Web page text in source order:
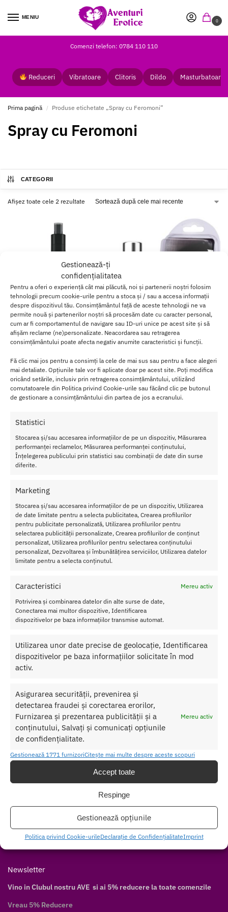
Gestionează-ți
confidențialitatea
Pentru a oferi o experiență cât mai plăcută, noi și partenerii noștri folosim
tehnologii precum cookie-urile pentru a stoca și / sau a accesa informații
despre dispozitivul tău. Consimțământul față de aceste tehnologii ne va
permite nouă și partenerilor noștri să procesăm date cu caracter personal,
cum ar fi comportamentul de navigare sau ID-uri unice pe acest site și să
afișăm reclame (ne)personalizate. Neacordarea sau retragerea
consimțământului poate afecta negativ anumite caracteristici și funcții.
Fă clic mai jos pentru a consimți la cele de mai sus sau pentru a face alegeri
mai detaliate. Opțiunile tale vor fi aplicate doar pe acest site. Poți modifica
oricând setările, inclusiv prin retragerea consimțământului, utilizând
comutatoarele din Politica privind Cookie-urile sau făcând clic pe butonul
de gestionare a consimțământului din partea de jos a ecranului.
Statistici
Stocarea și/sau accesarea informațiilor de pe un dispozitiv, Măsurarea
performanței reclamelor, Măsurarea performanței conținutului,
Înțelegerea publicului prin statistici sau combinații de date din surse
diferite.
Marketing
Stocarea și/sau accesarea informațiilor de pe un dispozitiv, Utilizarea
de date limitate pentru a selecta publicitatea, Crearea profilurilor
pentru publicitate personalizată, Utilizarea profilurilor pentru
selectarea publicității personalizate, Crearea profilurilor de conținut
personalizat, Utilizarea profilurilor pentru selectarea conținutului
personalizat, Dezvoltarea și îmbunătățirea serviciilor, Utilizarea datelor
limitate pentru a selecta conținutul.
Caracteristici
Mereu activ
Potrivirea și combinarea datelor din alte surse de date,
Conectarea mai multor dispozitive, Identificarea
dispozitivelor pe baza informațiilor transmise automat.
Utilizarea unor date precise de geolocație, Identificarea
dispozitivelor pe baza informațiilor solicitate în mod
activ.
Asigurarea securității, prevenirea și
detectarea fraudei și corectarea erorilor,
Furnizarea și prezentarea publicității și a
conținutului, Salvați și comunicați opțiunile
de confidențialitate.
Mereu activ
Gestionează 1771 furnizoriCitește mai multe despre aceste scopuri
Accept toate
Respinge
Gestionează opțiunile
Politica privind Cookie-urileDeclarație de ConfidențialitateImprint
MENIU
0
Comenzi telefon: 0784 110 110
Reduceri Vibratoare Clitoris Dildo Masturbatoare
Prima pagină / Produse etichetate „Spray cu Feromoni”
Spray cu Feromoni
CATEGORII
Afișez toate cele 2 rezultate
Spray cu Feromoni The Secret
Seduction Elixir
90.00lei
Adaugă în coș
Spray cu Feromoni Barbatesc
Pheroman 15 ml
49.00 lei
Adaugă în coș
Afișez toate cele 2 rezultate
Transport Gratuit
Retur Gratis in 21 zile
Toate comenzile pot fi returnate in 14 zile conform termenilor.
Sex Shop Romania
Comanda online de oriunde ai fi si primesti comanda a 2-a zi.
Discretie Maxima
Toate produsele sunt livrate prompt si discret in toata tara
Despre Noi
Confidentialitatea datelor
Protectia Consumatorului
Contul meu
Cum cumpăr
Livrare discretă
Modalități de plată
Modalități de livrare
Twitter
Pinterest
Newsletter
Vino in Clubul nostru AVE si ai 5% reducere la toate comenzile
Vreau 5% Reducere